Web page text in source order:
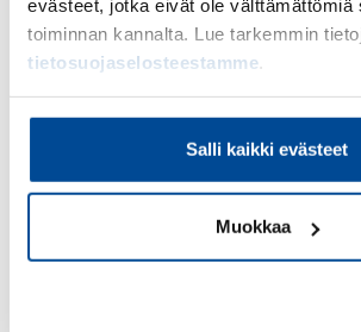
evästeet, jotka eivät ole välttämättömiä
toiminnan kannalta. Lue tarkemmin
tietosuojaselosteestamme.
Salli kaikki evästeet
Muokkaa